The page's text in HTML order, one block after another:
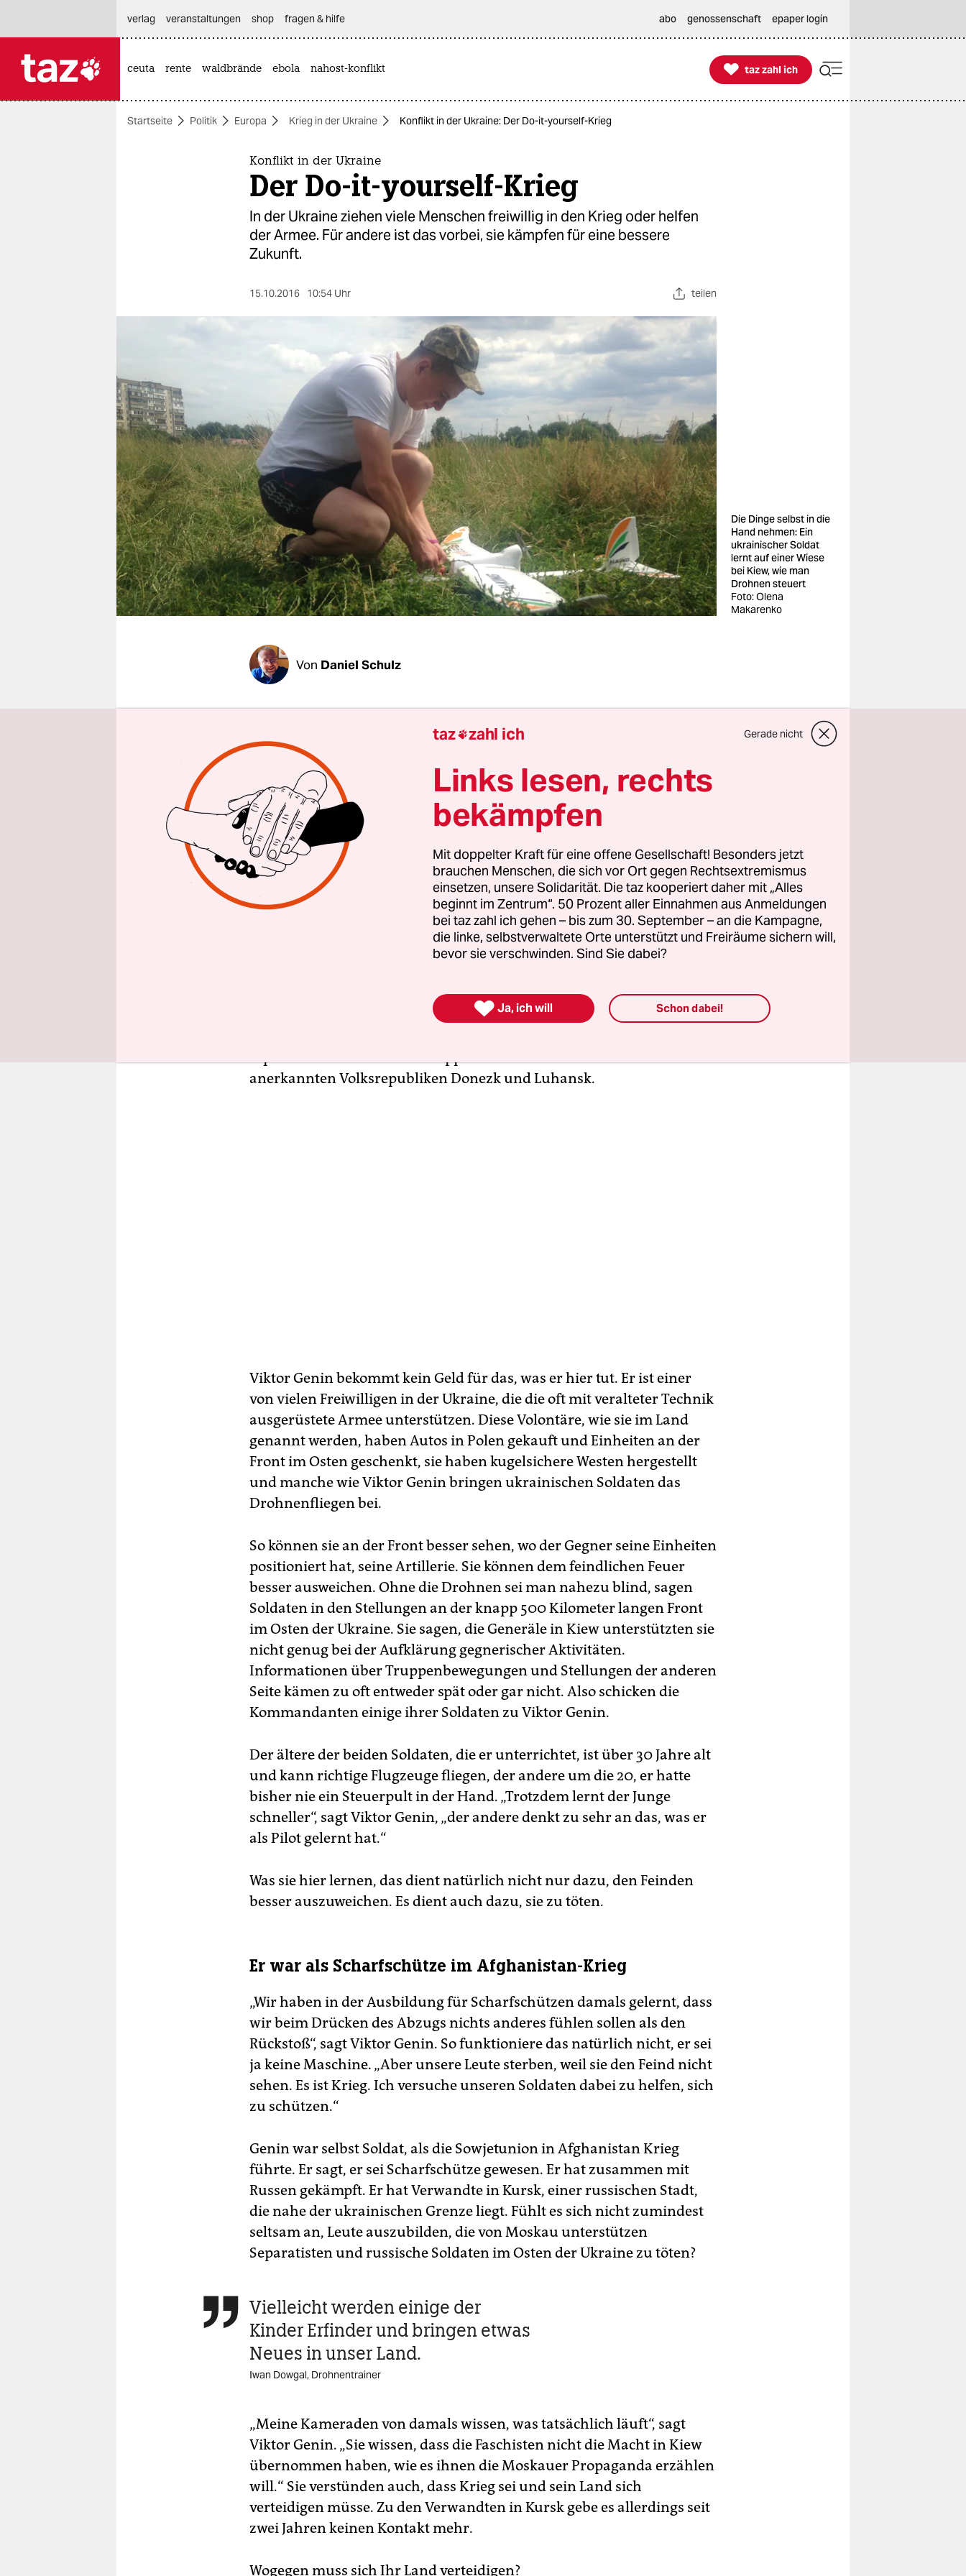
themen
wahrheit
verlag
verlag
veranstaltungen
shop
fragen & hilfe
unterstützen
abo
genossenschaft
verlag
veranstaltungen shop fragen & hilfe abo genossenschaft epaper login
ceuta rente waldbrände ebola nahost-konflikt 
taz zahl ich
taz zahl ich
Startseite Politik Europa Krieg in der Ukraine Konflikt in der Ukraine: Der Do-it-yourself-Krieg
Konflikt in der Ukraine
Der Do-it-yourself-Krieg
In der Ukraine ziehen viele Menschen freiwillig in den Krieg oder helfen
der Armee. Für andere ist das vorbei, sie kämpfen für eine bessere
Zukunft.
15.10.2016 10:54 Uhr teilen
Die Dinge selbst in die
Hand nehmen: Ein
ukrainischer Soldat
lernt auf einer Wiese
bei Kiew, wie man
Drohnen steuert
Foto: Olena
Makarenko
Von Daniel Schulz
Das kleine weiße Flugzeug zuckt zurück, wie von einer unsichtbaren
Faust getroffen, ein Fallschirm entfaltet sich und sanft pendelnd
schwebt der Flieger gen Boden, hinab in das von der Sonne ausgedörrte
Gras. Die beiden Soldaten, die trainieren, wie sie eine Drohne landen,
schauen sich an. Wer von ihnen soll den Körper aus weißem Styropor
holen gehen? Dann läuft der jüngere von beiden los. Er sucht lange,
denn das Feld ist groß, das Gras hoch, die gelandete Drohne nicht zu
sehen.
„Beim nächsten Mal machen wir eine Alarmanlage dran, dann findet
ihr das Ding auch schneller“, sagt Viktor Genin, 54 Jahre alt, silberne
Kastenbrille, immer lächelnd, Typ netter Großvater. Genin ist der
von Kiew bei, wie sie Drohnen steuern. Ihr Kommandant hat die
beiden geschickt, sie werden nach ein paar Wochen wieder nach Osten
anerkannten Volksrepubliken Donezk und Luhansk.
Viktor Genin bekommt kein Geld für das, was er hier tut. Er ist einer
von vielen Freiwilligen in der Ukraine, die die oft mit veralteter Technik
ausgerüstete Armee unterstützen. Diese Volontäre, wie sie im Land
genannt werden, haben Autos in Polen gekauft und Einheiten an der
Front im Osten geschenkt, sie haben kugelsichere Westen hergestellt
und manche wie Viktor Genin bringen ukrainischen Soldaten das
Drohnenfliegen bei.
So können sie an der Front besser sehen, wo der Gegner seine Einheiten
positioniert hat, seine Artillerie. Sie können dem feindlichen Feuer
besser ausweichen. Ohne die Drohnen sei man nahezu blind, sagen
Soldaten in den Stellungen an der knapp 500 Kilometer langen Front
im Osten der Ukraine. Sie sagen, die Generäle in Kiew unterstützten sie
nicht genug bei der Aufklärung gegnerischer Aktivitäten.
Informationen über Truppenbewegungen und Stellungen der anderen
Seite kämen zu oft entweder spät oder gar nicht. Also schicken die
Kommandanten einige ihrer Soldaten zu Viktor Genin.
Der ältere der beiden Soldaten, die er unterrichtet, ist über 30 Jahre alt
und kann richtige Flugzeuge fliegen, der andere um die 20, er hatte
bisher nie ein Steuerpult in der Hand. „Trotzdem lernt der Junge
schneller“, sagt Viktor Genin, „der andere denkt zu sehr an das, was er
als Pilot gelernt hat.“
Was sie hier lernen, das dient natürlich nicht nur dazu, den Feinden
besser auszuweichen. Es dient auch dazu, sie zu töten.
Er war als Scharfschütze im Afghanistan-Krieg
„Wir haben in der Ausbildung für Scharfschützen damals gelernt, dass
wir beim Drücken des Abzugs nichts anderes fühlen sollen als den
Rückstoß“, sagt Viktor Genin. So funktioniere das natürlich nicht, er sei
ja keine Maschine. „Aber unsere Leute sterben, weil sie den Feind nicht
sehen. Es ist Krieg. Ich versuche unseren Soldaten dabei zu helfen, sich
zu schützen.“
Genin war selbst Soldat, als die Sowjetunion in Afghanistan Krieg
führte. Er sagt, er sei Scharfschütze gewesen. Er hat zusammen mit
Russen gekämpft. Er hat Verwandte in Kursk, einer russischen Stadt,
die nahe der ukrainischen Grenze liegt. Fühlt es sich nicht zumindest
seltsam an, Leute auszubilden, die von Moskau unterstützen
Separatisten und russische Soldaten im Osten der Ukraine zu töten?
 Vielleicht werden einige der
Kinder Erfinder und bringen etwas
Neues in unser Land.
Iwan Dowgal, Drohnentrainer
„Meine Kameraden von damals wissen, was tatsächlich läuft“, sagt
Viktor Genin. „Sie wissen, dass die Faschisten nicht die Macht in Kiew
übernommen haben, wie es ihnen die Moskauer Propaganda erzählen
will.“ Sie verstünden auch, dass Krieg sei und sein Land sich
verteidigen müsse. Zu den Verwandten in Kursk gebe es allerdings seit
zwei Jahren keinen Kontakt mehr.
Wogegen muss sich Ihr Land verteidigen?
taz zahl ich Gerade nicht
Links lesen, rechts
bekämpfen
Mit doppelter Kraft für eine offene Gesellschaft! Besonders jetzt
brauchen Menschen, die sich vor Ort gegen Rechtsextremismus
einsetzen, unsere Solidarität. Die taz kooperiert daher mit „Alles
beginnt im Zentrum“. 50 Prozent aller Einnahmen aus Anmeldungen
bei taz zahl ich gehen – bis zum 30. September – an die Kampagne,
die linke, selbstverwaltete Orte unterstützt und Freiräume sichern will,
bevor sie verschwinden. Sind Sie dabei?
 Ja, ich will Schon dabei!